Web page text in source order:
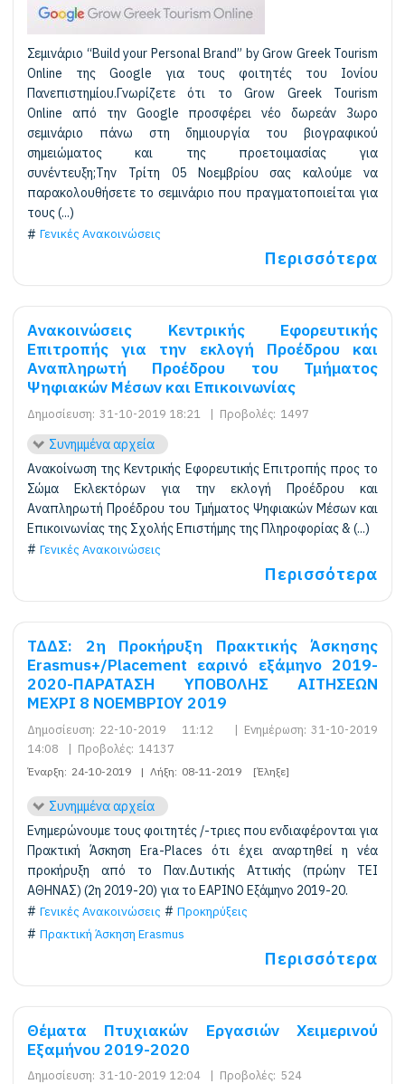
Σεμινάριο “Build your Personal Brand” by Grow Greek Tourism
Online της Google για τους φοιτητές του Ιονίου
Πανεπιστημίου.Γνωρίζετε ότι το Grow Greek Tourism
Online από την Google προσφέρει νέο δωρεάν 3ωρο
σεμινάριο πάνω στη δημιουργία του βιογραφικού
σημειώματος και της προετοιμασίας για
συνέντευξη;Την Τρίτη 05 Νοεμβρίου σας καλούμε να
παρακολουθήσετε το σεμινάριο που πραγματοποιείται για
τους (...)
Γενικές Ανακοινώσεις
Περισσότερα
Ανακοινώσεις Κεντρικής Εφορευτικής
Επιτροπής για την εκλογή Προέδρου και
Αναπληρωτή Προέδρου του Τμήματος
Ψηφιακών Μέσων και Επικοινωνίας
Δημοσίευση: 31-10-2019 18:21 | Προβολές: 1497
Συνημμένα αρχεία
Ανακοίνωση της Κεντρικής Εφορευτικής Επιτροπής προς το
Σώμα Εκλεκτόρων για την εκλογή Προέδρου και
Αναπληρωτή Προέδρου του Τμήματος Ψηφιακών Μέσων και
Επικοινωνίας της Σχολής Επιστήμης της Πληροφορίας & (...)
Γενικές Ανακοινώσεις
Περισσότερα
ΤΔΔΣ: 2η Προκήρυξη Πρακτικής Άσκησης
Erasmus+/Placement εαρινό εξάμηνο 2019-
2020-ΠΑΡΑΤΑΣΗ ΥΠΟΒΟΛΗΣ ΑΙΤΗΣΕΩΝ
ΜΕΧΡΙ 8 ΝΟΕΜΒΡΙΟΥ 2019
Δημοσίευση: 22-10-2019 11:12 | Ενημέρωση: 31-10-2019
14:08
| Προβολές: 14137
Έναρξη: 24-10-2019 | Λήξη: 08-11-2019 [Έληξε]
Συνημμένα αρχεία
Ενημερώνουμε τους φοιτητές /-τριες που ενδιαφέρονται για
Πρακτική Άσκηση Era-Places ότι έχει αναρτηθεί η νέα
προκήρυξη από το Παν.Δυτικής Αττικής (πρώην ΤΕΙ
ΑΘΗΝΑΣ) (2η 2019-20) για το ΕΑΡΙΝΟ Εξάμηνο 2019-20.
Γενικές Ανακοινώσεις
Προκηρύξεις
Πρακτική Άσκηση Erasmus
Περισσότερα
Θέματα Πτυχιακών Εργασιών Χειμερινού
Εξαμήνου 2019-2020
Δημοσίευση: 31-10-2019 12:04 | Προβολές: 524